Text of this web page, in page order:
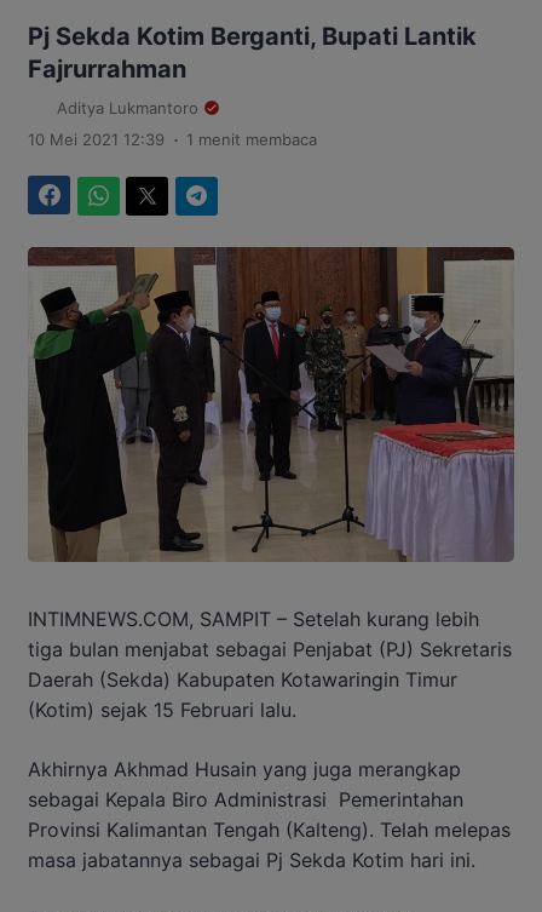
Pj Sekda Kotim Berganti, Bupati Lantik
Fajrurrahman
Aditya Lukmantoro
10 Mei 2021 12:39 . 1 menit membaca
INTIMNEWS.COM, SAMPIT – Setelah kurang lebih
tiga bulan menjabat sebagai Penjabat (PJ) Sekretaris
Daerah (Sekda) Kabupaten Kotawaringin Timur
(Kotim) sejak 15 Februari lalu.
Akhirnya Akhmad Husain yang juga merangkap
sebagai Kepala Biro Administrasi Pemerintahan
Provinsi Kalimantan Tengah (Kalteng). Telah melepas
masa jabatannya sebagai Pj Sekda Kotim hari ini.